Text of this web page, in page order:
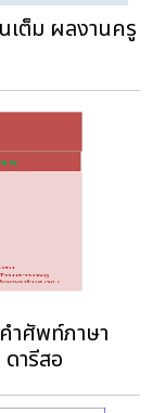
เต็ม ผลงานครู
ำศัพท์ภาษา
ารีสอ